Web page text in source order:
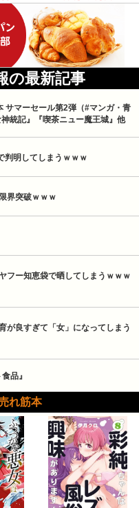
の最新記事
サマーセール第2弾（#マンガ・青
統記』『喫茶ニュー魔王城』他
判明してしまうｗｗｗ
界突破ｗｗｗ
フー知恵袋で晒してしまうｗｗｗ
が良すぎて「女」になってしまう
品』
れ筋本